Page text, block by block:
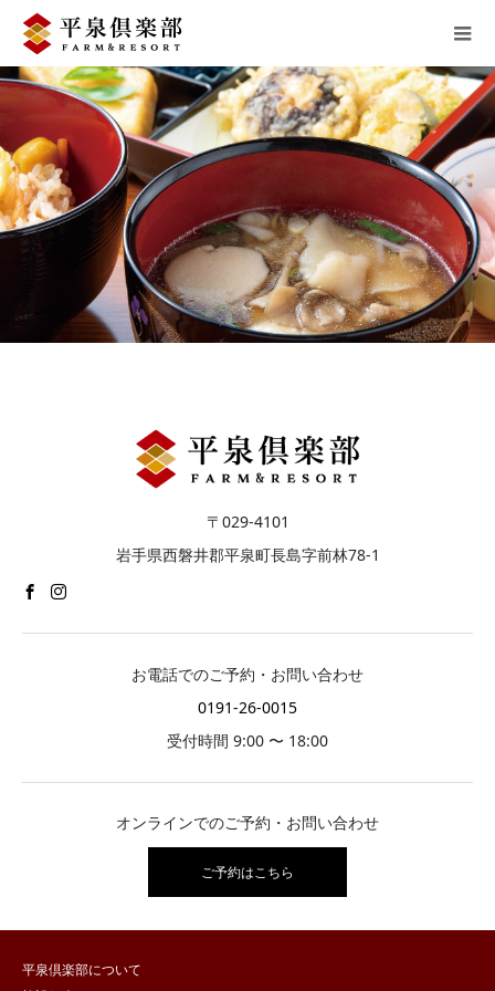
〒029-4101
岩手県西磐井郡平泉町長島字前林78-1
お電話でのご予約・お問い合わせ
0191-26-0015
受付時間 9:00 〜 18:00
オンラインでのご予約・お問い合わせ
ご予約はこちら
平泉倶楽部について